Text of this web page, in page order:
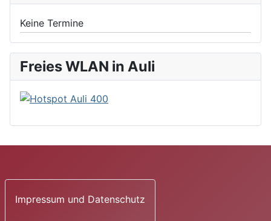
Keine Termine
Freies WLAN in Auli
Impressum und Datenschutz